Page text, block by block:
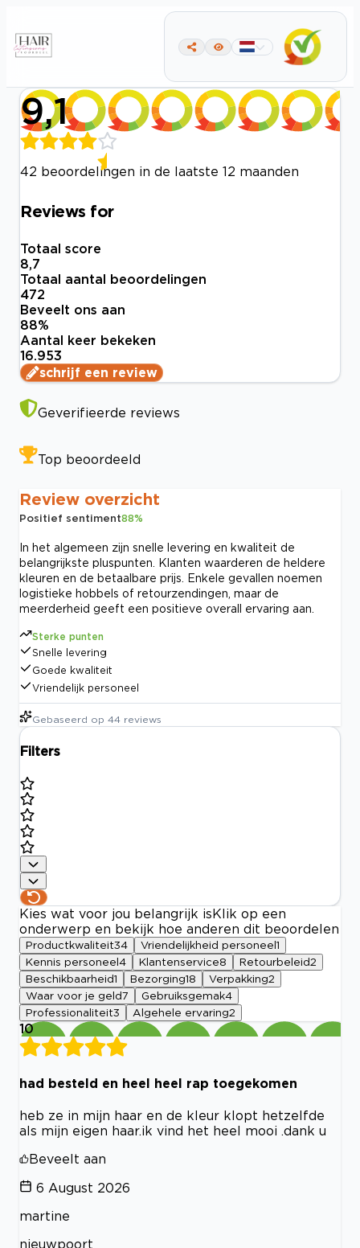
9,1
42 beoordelingen in de laatste 12 maanden
Reviews for
Totaal score
8,7
Totaal aantal beoordelingen
472
Beveelt ons aan
88%
Aantal keer bekeken
16.953
schrijf een review
Geverifieerde reviews
Top beoordeeld
Review overzicht
Positief sentiment88%
In het algemeen zijn snelle levering en kwaliteit de
belangrijkste pluspunten. Klanten waarderen de heldere
kleuren en de betaalbare prijs. Enkele gevallen noemen
logistieke hobbels of retourzendingen, maar de
meerderheid geeft een positieve overall ervaring aan.
Sterke punten
Snelle levering
Goede kwaliteit
Vriendelijk personeel
Gebaseerd op 44 reviews
Filters
Kies wat voor jou belangrijk is Klik op een
onderwerp en bekijk hoe anderen dit beoordelen
Productkwaliteit34 Vriendelijkheid personeel 1
Kennis personeel 4 Klantenservice8 Retourbeleid2
Beschikbaarheid1 Bezorging18 Verpakking2
Waar voor je geld7 Gebruiksgemak4
Professionaliteit3 Algehele ervaring2
10
had besteld en heel heel rap toegekomen
heb ze in mijn haar en de kleur klopt hetzelfde
als mijn eigen haar.ik vind het heel mooi .dank u
Beveelt aan
6 August 2026
martine
nieuwpoort